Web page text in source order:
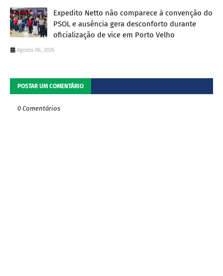
Expedito Netto não comparece à convenção do
PSOL e ausência gera desconforto durante
oficialização de vice em Porto Velho
Agosto 06, 2026
POSTAR UM COMENTÁRIO
0 Comentários